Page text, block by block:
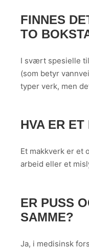
FINNES
TO
I svært spesielle
(som betyr
typer verk, men
HVA ER
Et makkverk er
arbeid eller et
ER PUSS
SAMME?
Ja, i medisinsk